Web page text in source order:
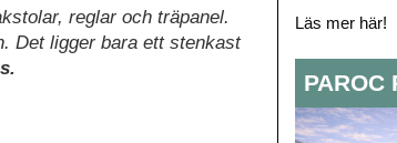
reglar och träpanel.
Det ligger bara ett stenkast
Läs mer här!
PAROC